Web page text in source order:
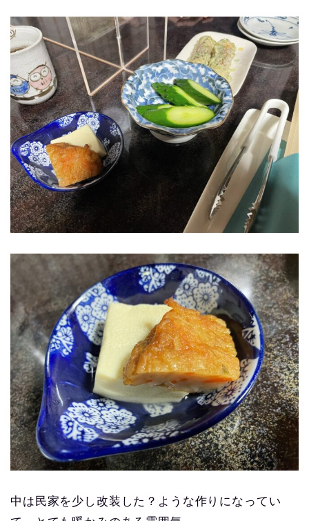
中は民家を少し改装した？ような作りになってい